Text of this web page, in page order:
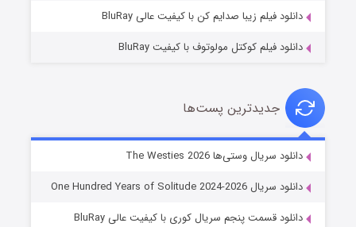
خاندان اژدها فصل ۳
دانلود فیلم زیبا صدایم کن با کیفیت عالی BluRay
دانلود فیلم کوکتل مولوتوف با کیفیت BluRay
جدیدترین پست‌ها
دانلود سریال وستی‌ها The Westies 2026
دانلود سریال One Hundred Years of Solitude 2024-2026
دانلود قسمت پنجم سریال کوری با کیفیت عالی BluRay